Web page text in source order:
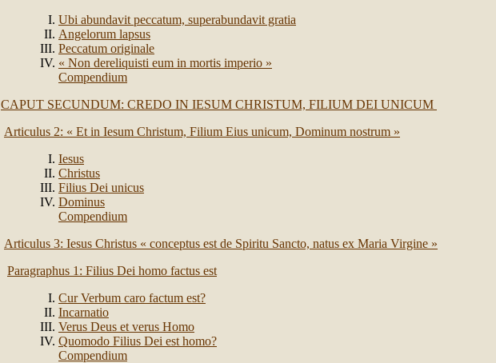
Ubi abundavit peccatum, superabundavit gratia
Angelorum lapsus
Peccatum originale
« Non dereliquisti eum in mortis imperio »
Compendium
CAPUT SECUNDUM: CREDO IN IESUM CHRISTUM, FILIUM DEI UNICUM
Articulus 2: « Et in Iesum Christum, Filium Eius unicum, Dominum nostrum »
Iesus
Christus
Filius Dei unicus
Dominus
Compendium
Articulus 3: Iesus Christus « conceptus est de Spiritu Sancto, natus ex Maria Virgine »
Paragraphus 1: Filius Dei homo factus est
Cur Verbum caro factum est?
Incarnatio
Verus Deus et verus Homo
Quomodo Filius Dei est homo?
Compendium